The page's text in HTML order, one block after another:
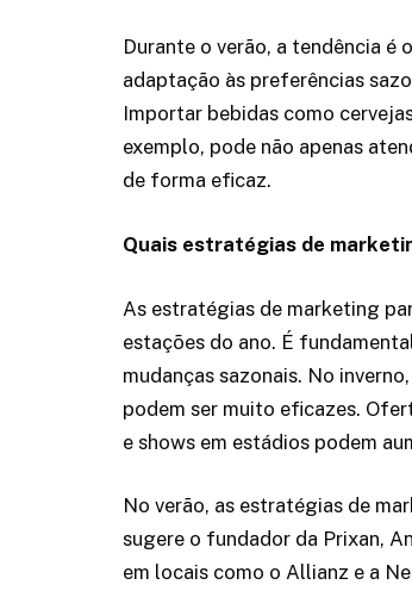
Durante o verão, a tendência
adaptação às preferências
Importar bebidas como
exemplo, pode não apenas
de forma eficaz.
Quais estratégias de
As estratégias de marketing
estações do ano. É
mudanças sazonais. No
podem ser muito eficazes.
e shows em estádios podem
No verão, as estratégias de
sugere o fundador da Prixan,
em locais como o Allianz e a